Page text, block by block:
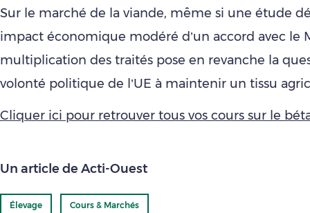
Sur le marché de la viande, même si une étude
impact économique modéré d’un accord avec le
multiplication des traités pose en revanche la
volonté politique de l’UE à maintenir un tissu
Cliquer ici pour retrouver tous vos cours sur le
Un article de Acti-Ouest
Élevage Cours & Marchés